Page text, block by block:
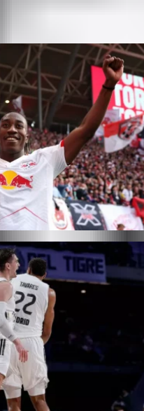
pour 7 ans au
Madrid a annoncé ce
qui s'engage avec
Madrid et
du Real Madrid et
page importante de
espagnole